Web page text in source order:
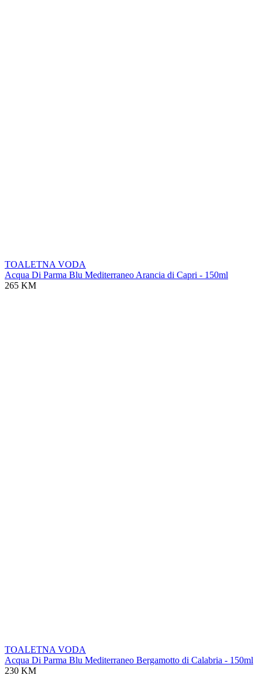
TOALETNA VODA
Acqua Di Parma Blu Mediterraneo Arancia di Capri - 150ml
265 KM
TOALETNA VODA
Acqua Di Parma Blu Mediterraneo Bergamotto di Calabria - 150ml
230 KM